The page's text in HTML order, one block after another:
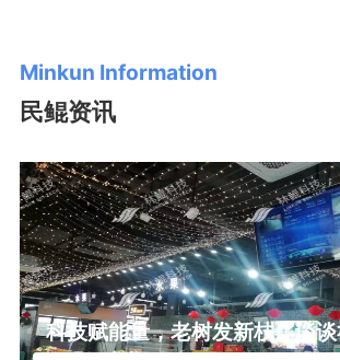
Minkun Information
民鲲资讯
科技赋能量，老树发新枝—谈